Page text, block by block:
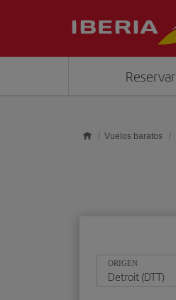
Reservar
Vuelos baratos
ORIGEN